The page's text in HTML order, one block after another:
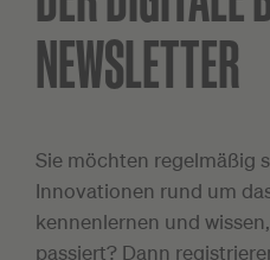
NEWSLETTER
Sie möchten regelmäßig
Innovationen rund um
kennenlernen und
passiert? Dann